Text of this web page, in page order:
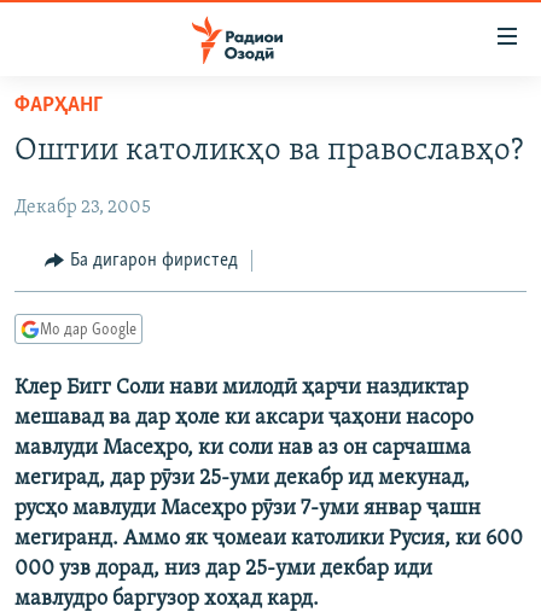
Ҷаҳиш
мояи
Ҷаҳиш
Ҷаҳиш
ҷустор
ИҚТИСОД
ҶОМЕА
ОСИЁИ МАРКАЗӢ
ФАРҲАНГ
МЕҲМОНИ ОЗОДӢ
ВАРЗИШ
РӮЗГОРИ МУҲОҶИР
САЛОМ, ХОҲАР
ҶАНГ ДАР УКРАИНА
НАЗАРИ МАРДУМ
БЛОГИСТОН
ОЗОДӢ ОНЛАЙН
ЧАНДРАСОНАӢ
ВИДЕО
НИГОРИСТОН
ГУЗОРИШҲОИ РАДИОӢ
РӮЙХАТҲО
КИТОБҲОИ ОЗОДӢ
Русский
ФАРҲАНГ
Оштии католикҳо ва православҳо?
Декабр 23, 2005
Ба дигарон фиристед
Мо дар Google
Клер Бигг Соли нави милодӣ ҳарчи наздиктар
мешавад ва дар ҳоле ки аксари ҷаҳони насоро
мавлуди Масеҳро, ки соли нав аз он сарчашма
мегирад, дар рӯзи 25-уми декабр ид мекунад,
русҳо мавлуди Масеҳро рӯзи 7-уми январ ҷашн
мегиранд. Аммо як ҷомеаи католики Русия, ки 600
000 узв дорад, низ дар 25-уми декбар иди
мавлудро баргузор хоҳад кард.